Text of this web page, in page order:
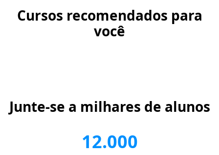
Cursos recomendados para
você
Junte-se a milhares de alunos
12.000